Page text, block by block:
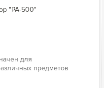
для
предметов